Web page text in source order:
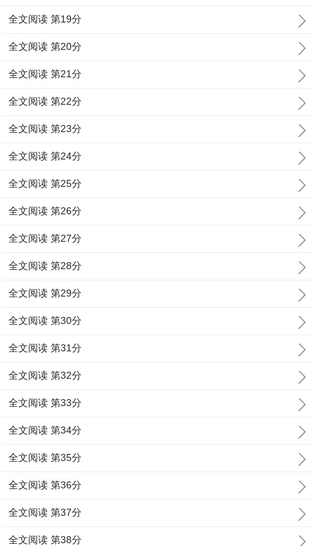
全文阅读 第19分
全文阅读 第20分
全文阅读 第21分
全文阅读 第22分
全文阅读 第23分
全文阅读 第24分
全文阅读 第25分
全文阅读 第26分
全文阅读 第27分
全文阅读 第28分
全文阅读 第29分
全文阅读 第30分
全文阅读 第31分
全文阅读 第32分
全文阅读 第33分
全文阅读 第34分
全文阅读 第35分
全文阅读 第36分
全文阅读 第37分
全文阅读 第38分